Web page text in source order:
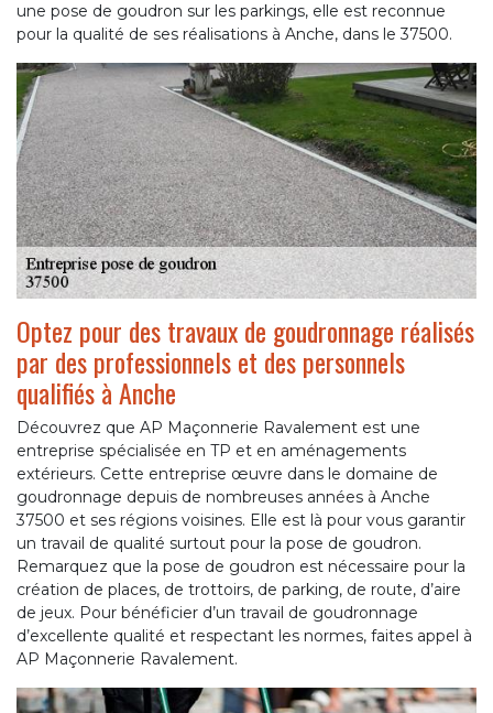
une pose de goudron sur les parkings, elle est reconnue
pour la qualité de ses réalisations à Anche, dans le 37500.
Optez pour des travaux de goudronnage réalisés
par des professionnels et des personnels
qualifiés à Anche
Découvrez que AP Maçonnerie Ravalement est une
entreprise spécialisée en TP et en aménagements
extérieurs. Cette entreprise œuvre dans le domaine de
goudronnage depuis de nombreuses années à Anche
37500 et ses régions voisines. Elle est là pour vous garantir
un travail de qualité surtout pour la pose de goudron.
Remarquez que la pose de goudron est nécessaire pour la
création de places, de trottoirs, de parking, de route, d’aire
de jeux. Pour bénéficier d’un travail de goudronnage
d’excellente qualité et respectant les normes, faites appel à
AP Maçonnerie Ravalement.